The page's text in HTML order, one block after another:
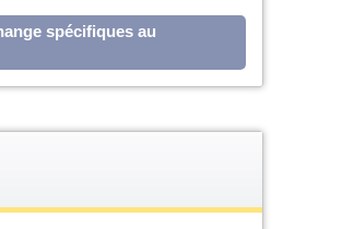
spécifiques au